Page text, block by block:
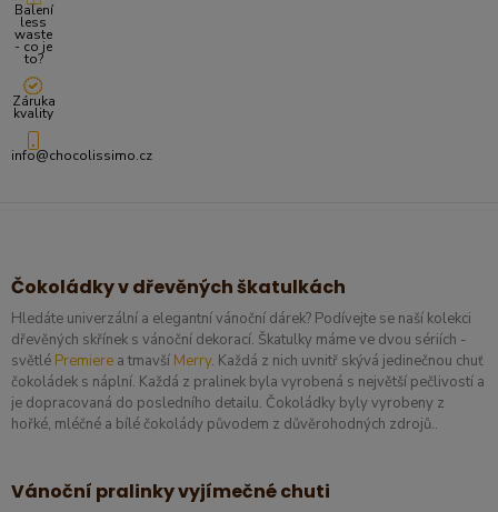
Balení
less
waste
- co je
to?
Záruka
kvality
info@chocolissimo.cz
Čokoládky v dřevěných škatulkách
Hledáte univerzální a elegantní vánoční dárek? Podívejte se naší kolekci
dřevěných skřínek s vánoční dekorací. Škatulky máme ve dvou sériích -
světlé Premiere a tmavší Merry. Každá z nich uvnitř skývá jedinečnou chuť
čokoládek s náplní. Každá z pralinek byla vyrobená s největší pečlivostí a
je dopracovaná do posledního detailu. Čokoládky byly vyrobeny z
hořké, mléčné a bílé čokolády původem z důvěrohodných zdrojů..
Vánoční pralinky vyjímečné chuti